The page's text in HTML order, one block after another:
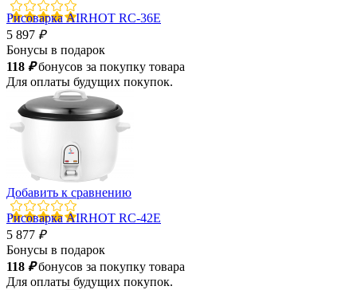
Рисоварка AIRHOT RC-36E
5 897 ₽
Бонусы в подарок
118 ₽бонусов за покупку товара
Для оплаты будущих покупок.
Добавить к сравнению
Рисоварка AIRHOT RC-42E
5 877 ₽
Бонусы в подарок
118 ₽бонусов за покупку товара
Для оплаты будущих покупок.